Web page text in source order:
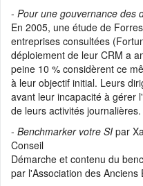
- Pour une gouvernance des
En 2005, une étude de
entreprises consultées
déploiement de leur CRM a
peine 10 % considèrent ce
à leur objectif initial. Leurs
avant leur incapacité à gérer
de leurs activités journalières.
- Benchmarker votre SI par
Conseil
Démarche et contenu du
par l'Association des Anciens